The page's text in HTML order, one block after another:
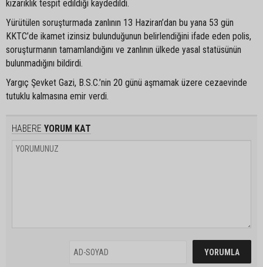
kızarıklık tespit edildiği kaydedildi.
Yürütülen soruşturmada zanlının 13 Haziran’dan bu yana 53 gün
KKTC’de ikamet izinsiz bulunduğunun belirlendiğini ifade eden polis,
soruşturmanın tamamlandığını ve zanlının ülkede yasal statüsünün
bulunmadığını bildirdi.
Yargıç Şevket Gazi, B.S.C.’nin 20 günü aşmamak üzere cezaevinde
tutuklu kalmasına emir verdi.
HABERE YORUM KAT